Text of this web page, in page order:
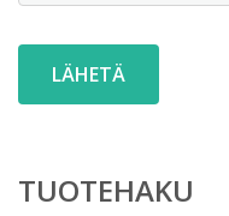
TUOTEHAKU